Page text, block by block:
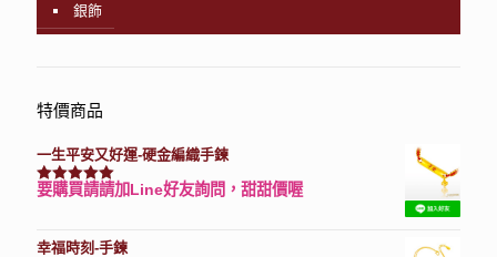
銀飾
特價商品
一生平安又好運-硬金編織手鍊
評分7740滿分 5
要購買請請加Line好友詢問，甜甜價喔
幸福時刻-手鍊